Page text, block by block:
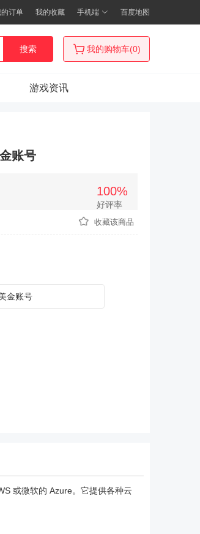
订单 我的收藏 手机端 百度地图
搜索 我的购物车(0)
游戏资讯
账号
100%
好评率
收藏该商品
金账号
或微软的 Azure。它提供各种云